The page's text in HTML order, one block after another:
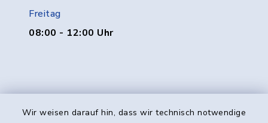
Wir weisen darauf hin, dass wir technisch notwendige
Freitag
08:00 - 12:00 Uhr